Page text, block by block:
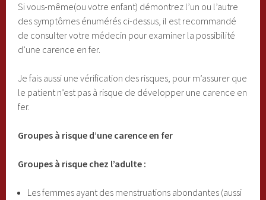
Si vous-même(ou votre enfant) démontrez l’un ou l’autre
des symptômes énumérés ci-dessus, il est recommandé
de consulter votre médecin pour examiner la possibilité
d’une carence en fer.
Je fais aussi une vérification des risques, pour m’assurer que
le patient n’est pas à risque de développer une carence en
fer.
Groupes à risque d’une carence en fer
Groupes à risque chez l’adulte :
Les femmes ayant des menstruations abondantes (aussi